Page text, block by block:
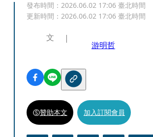
發布時間： 2026.06.02 17:06 臺北時間
更新時間： 2026.06.02 17:06 臺北時間
文
游明哲
贊助本文 加入訂閱會員